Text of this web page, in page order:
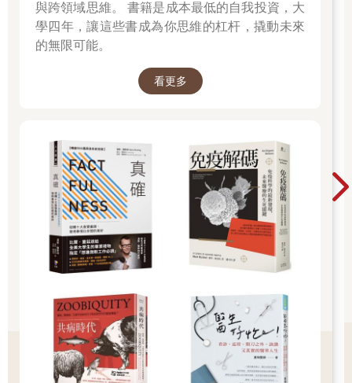
與跨領域思維。 書籍是成本最低的自我投資，大
學四年，讓這些書成為你思維的杠杆，撬動未來
的無限可能。
看更多